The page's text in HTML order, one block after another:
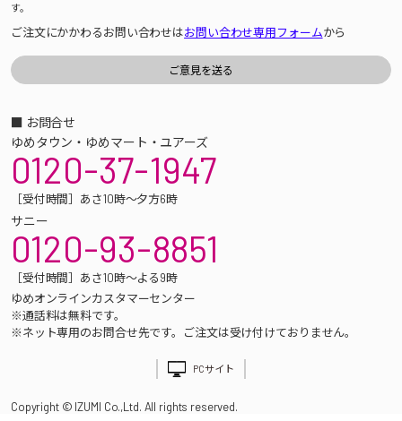
す。
ご注文にかかわるお問い合わせはお問い合わせ専用フォームから
■ お問合せ
ゆめタウン・ゆめマート・ユアーズ
0120-37-1947
［受付時間］あさ10時～夕方6時
サニー
0120-93-8851
［受付時間］あさ10時～よる9時
ゆめオンラインカスタマーセンター
※通話料は無料です。
※ネット専用のお問合せ先です。ご注文は受け付けておりません。
PCサイト
Copyright © IZUMI Co.,Ltd. All rights reserved.